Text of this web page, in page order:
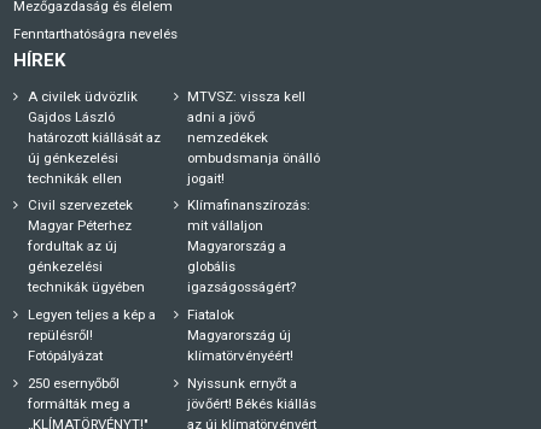
Mezőgazdaság és élelem
Fenntarthatóságra nevelés
HÍREK
A civilek üdvözlik
Gajdos László
határozott kiállását az
új génkezelési
technikák ellen
Civil szervezetek
Magyar Péterhez
fordultak az új
génkezelési
technikák ügyében
Legyen teljes a kép a
repülésről!
Fotópályázat
250 esernyőből
formálták meg a
„KLÍMATÖRVÉNYT!"
MTVSZ: vissza kell
adni a jövő
nemzedékek
ombudsmanja önálló
jogait!
Klímafinanszírozás:
mit vállaljon
Magyarország a
globális
igazságosságért?
Fiatalok
Magyarország új
klímatörvényéért!
Nyissunk ernyőt a
jövőért! Békés kiállás
az új klímatörvényért